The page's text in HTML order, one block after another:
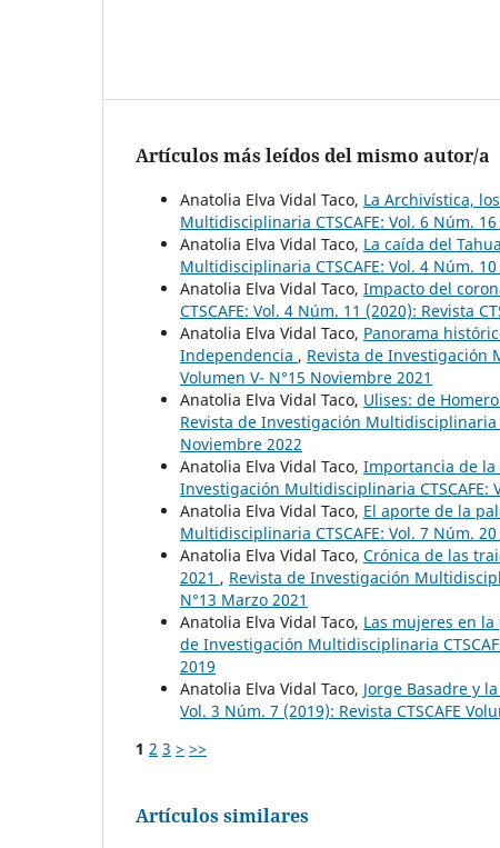
Artículos más leídos del mismo autor/a
Anatolia Elva Vidal Taco, La Archivística,
Multidisciplinaria CTSCAFE: Vol. 6 Núm.
Anatolia Elva Vidal Taco, La caída del
Multidisciplinaria CTSCAFE: Vol. 4 Núm.
Anatolia Elva Vidal Taco, Impacto del
CTSCAFE: Vol. 4 Núm. 11 (2020): Revista
Anatolia Elva Vidal Taco, Panorama
Independencia , Revista de Investigación
Volumen V- N°15 Noviembre 2021
Anatolia Elva Vidal Taco, Ulises: de
Revista de Investigación Multidisciplinaria
Noviembre 2022
Anatolia Elva Vidal Taco, Importancia de la
Investigación Multidisciplinaria CTSCAFE:
Anatolia Elva Vidal Taco, El aporte de la
Multidisciplinaria CTSCAFE: Vol. 7 Núm.
Anatolia Elva Vidal Taco, Crónica de las
2021 , Revista de Investigación
N°13 Marzo 2021
Anatolia Elva Vidal Taco, Las mujeres en
de Investigación Multidisciplinaria
2019
Anatolia Elva Vidal Taco, Jorge Basadre y
Vol. 3 Núm. 7 (2019): Revista CTSCAFE
1 2 3 > >>
Artículos similares